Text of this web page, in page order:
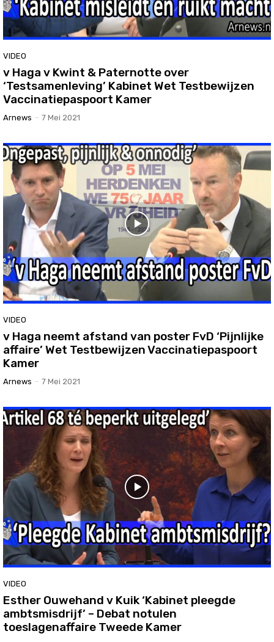
VIDEO
v Haga v Kwint & Paternotte over
‘Testsamenleving’ Kabinet Wet Testbewijzen
Vaccinatiepaspoort Kamer
Arnews - 7 Mei 2021
VIDEO
v Haga neemt afstand van poster FvD ‘Pijnlijke
affaire’ Wet Testbewijzen Vaccinatiepaspoort
Kamer
Arnews - 7 Mei 2021
VIDEO
Esther Ouwehand v Kuik ‘Kabinet pleegde
ambtsmisdrijf’ – Debat notulen
toeslagenaffaire Tweede Kamer